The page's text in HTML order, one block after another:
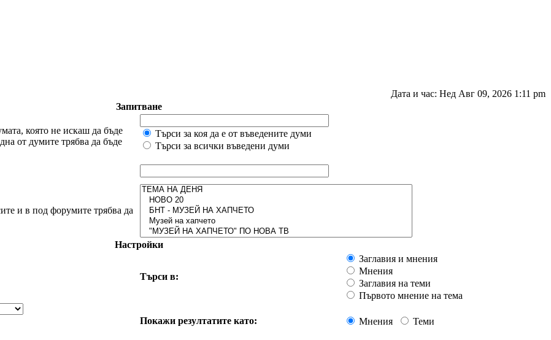
Дата и час: Нед Авг 09, 2026 1:11 pm
Запитване
която не искаш да бъде
от думите трябва да бъде
Търси за коя да е от въведените думи
Търси за всички въведени думи
и в под форумите трябва да
Настройки
Търси в:
Заглавия и мнения
Мнения
Заглавия на теми
Първото мнение на тема
Покажи резултатите като: Мнения Теми